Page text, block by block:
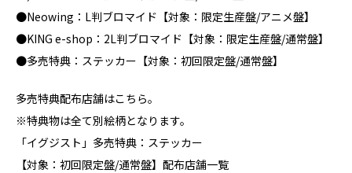
●Neowing：L判ブロマイド【対象：限定生産盤/アニメ盤】
●KING e-shop：2L判ブロマイド【対象：限定生産盤/通常盤】
●多売特典：ステッカー【対象：初回限定盤/通常盤】
多売特典配布店舗はこちら。
※特典物は全て別絵柄となります。
「イグジスト」多売特典：ステッカー
【対象：初回限定盤/通常盤】配布店舗一覧